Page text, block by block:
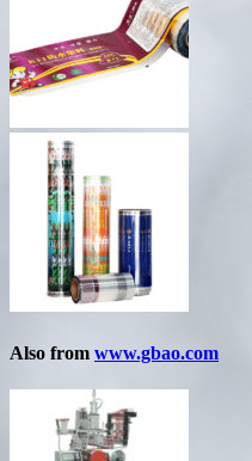
Also from www.gbao.com